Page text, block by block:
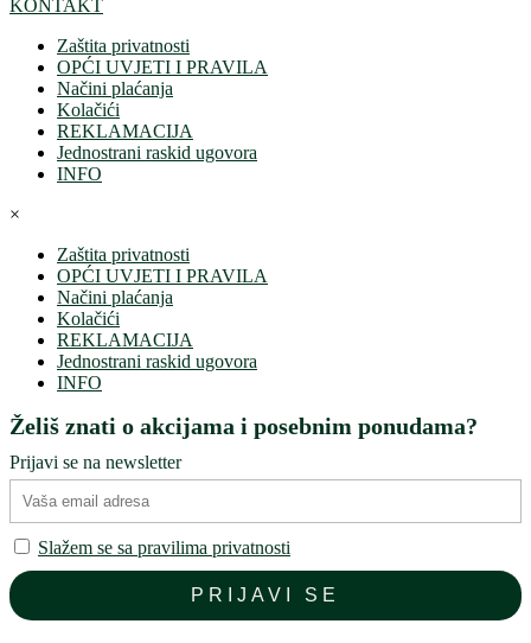
KONTAKT
Zaštita privatnosti
OPĆI UVJETI I PRAVILA
Načini plaćanja
Kolačići
REKLAMACIJA
Jednostrani raskid ugovora
INFO
×
Zaštita privatnosti
OPĆI UVJETI I PRAVILA
Načini plaćanja
Kolačići
REKLAMACIJA
Jednostrani raskid ugovora
INFO
Želiš znati o akcijama i posebnim ponudama?
Prijavi se na newsletter
Slažem se sa pravilima privatnosti